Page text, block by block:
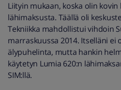
Liityin mukaan, koska olin
lähimaksusta. Täällä oli
Tekniikka mahdollistui vihdoin
marraskuussa 2014. Itselläni ei
älypuhelinta, mutta hankin
käytetyn Lumia 620:n
SIM:llä.